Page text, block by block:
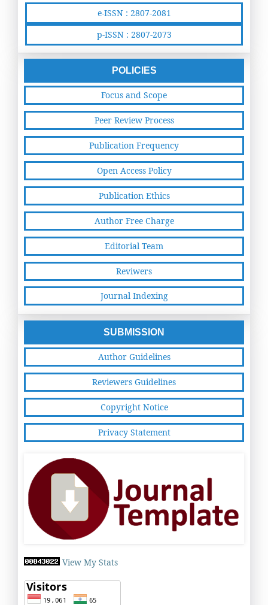
e-ISSN : 2807-2081
p-ISSN : 2807-2073
POLICIES
Focus and Scope
Peer Review Process
Publication Frequency
Open Access Policy
Publication Ethics
Author Free Charge
Editorial Team
Reviwers
Journal Indexing
SUBMISSION
Author Guidelines
Reviewers Guidelines
Copyright Notice
Privacy Statement
View My Stats